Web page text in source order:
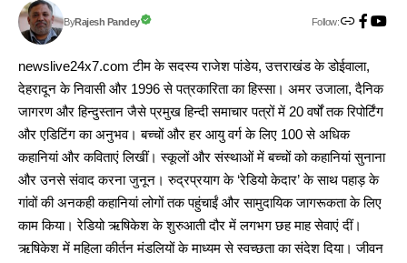
ByRajesh Pandey Follow:
newslive24x7.com टीम के सदस्य राजेश पांडेय, उत्तराखंड के डोईवाला,
देहरादून के निवासी और 1996 से पत्रकारिता का हिस्सा। अमर उजाला, दैनिक
जागरण और हिन्दुस्तान जैसे प्रमुख हिन्दी समाचार पत्रों में 20 वर्षों तक रिपोर्टिंग
और एडिटिंग का अनुभव। बच्चों और हर आयु वर्ग के लिए 100 से अधिक
कहानियां और कविताएं लिखीं। स्कूलों और संस्थाओं में बच्चों को कहानियां सुनाना
और उनसे संवाद करना जुनून। रुद्रप्रयाग के ‘रेडियो केदार’ के साथ पहाड़ के
गांवों की अनकही कहानियां लोगों तक पहुंचाईं और सामुदायिक जागरूकता के लिए
काम किया। रेडियो ऋषिकेश के शुरुआती दौर में लगभग छह माह सेवाएं दीं।
ऋषिकेश में महिला कीर्तन मंडलियों के माध्यम से स्वच्छता का संदेश दिया। जीवन